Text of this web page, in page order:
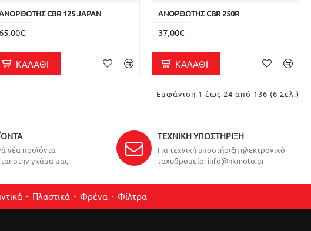
CBR 125 JAPAN
65,00€
ΚΑΛΆΘΙ
ΑΝΟΡΘΩΤΗΣ CBR 250R
37,00€
ΚΑΛΆΘΙ
Εμφάνιση 1 έως 24 από 136 (6 Σελ.)
νέα προϊόντα
στην γκάμα μας.
ΤΕΧΝΙΚΉ ΥΠΟΣΤΉΡΙΞΗ
Για τεχνική υποστήριξη ηλεκτρονικό
ταχυδρομείο: info@nkmoto.gr
Πλαστικά Φρένα Φίλτρα